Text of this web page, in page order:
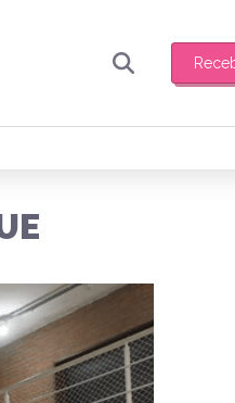
toda sexta-feira de manhã
novidades